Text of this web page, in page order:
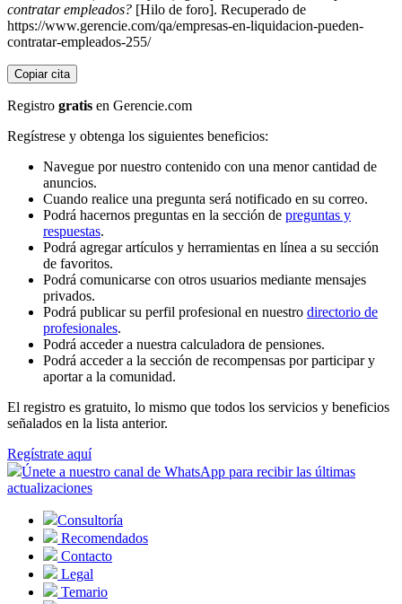
contratar empleados? [Hilo de foro]. Recuperado de
https://www.gerencie.com/qa/empresas-en-liquidacion-pueden-
contratar-empleados-255/
Copiar cita
Registro gratis en Gerencie.com
Regístrese y obtenga los siguientes beneficios:
Navegue por nuestro contenido con una menor cantidad de
anuncios.
Cuando realice una pregunta será notificado en su correo.
Podrá hacernos preguntas en la sección de preguntas y
respuestas.
Podrá agregar artículos y herramientas en línea a su sección
de favoritos.
Podrá comunicarse con otros usuarios mediante mensajes
privados.
Podrá publicar su perfil profesional en nuestro directorio de
profesionales.
Podrá acceder a nuestra calculadora de pensiones.
Podrá acceder a la sección de recompensas por participar y
aportar a la comunidad.
El registro es gratuito, lo mismo que todos los servicios y beneficios
señalados en la lista anterior.
Regístrate aquí
Únete a nuestro canal de WhatsApp para recibir las últimas
actualizaciones
Consultoría
Recomendados
Contacto
Legal
Temario